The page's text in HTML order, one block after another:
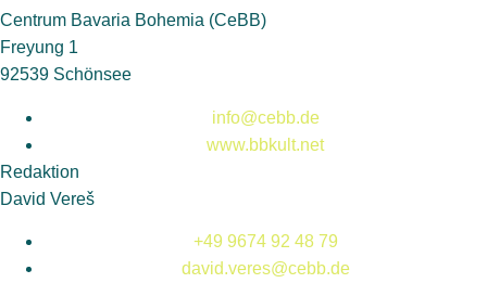
Centrum Bavaria Bohemia (CeBB)
Freyung 1
92539 Schönsee
info@cebb.de
www.bbkult.net
Redaktion
David Vereš
+49 9674 92 48 79
david.veres@cebb.de